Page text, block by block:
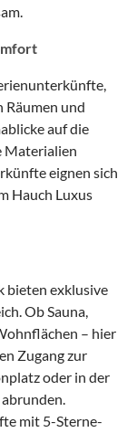
und
auf die
Materialien
eignen sich
Hauch Luxus
bieten exklusive
Ob Sauna,
– hier
Zugang zur
oder in der
mit 5-Sterne-